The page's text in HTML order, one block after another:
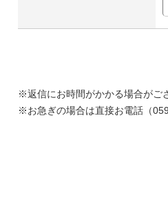
※返信にお時間がかかる場合がご
※お急ぎの場合は直接お電話（